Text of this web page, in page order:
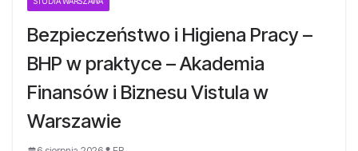
Bezpieczeństwo i Higiena Pracy –
BHP w praktyce – Akademia
Finansów i Biznesu Vistula w
Warszawie